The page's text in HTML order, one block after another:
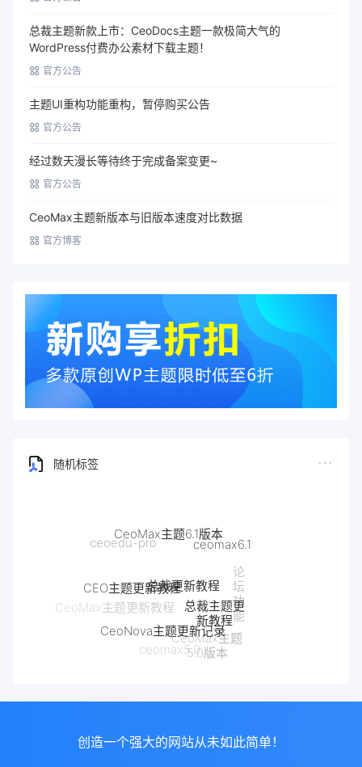
总裁主题新款上市：CeoDocs主题一款极简大气的
WordPress付费办公素材下载主题！
官方公告
主题UI重构功能重构，暂停购买公告
官方公告
经过数天漫长等待终于完成备案变更~
官方公告
CeoMax主题新版本与旧版本速度对比数据
官方博客
随机标签
ceoedu-pro
CeoMax主题6.1版本
ceomax6.1
论
坛
功
能
CeoMax主题更新教程
CEO主题更新教程
总裁主题更
新教程
CeoMax主题
5.0版本
ceomax5.0
CeoNova主题更新记录
创造一个强大的网站从未如此简单！